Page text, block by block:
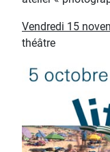
Vendredi 15
théâtre